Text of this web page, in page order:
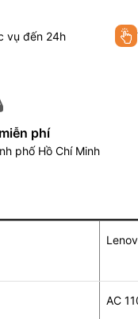
vụ đến 24h
phí
phố Hồ Chí Minh
AC